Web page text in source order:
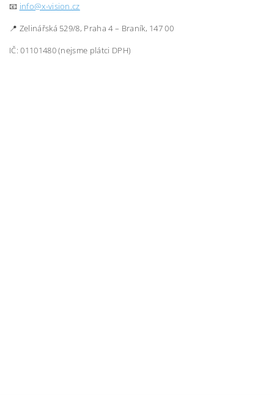
📧 info@x-vision.cz
📍 Zelinářská 529/8, Praha 4 – Braník, 147 00
IČ: 01101480 (nejsme plátci DPH)